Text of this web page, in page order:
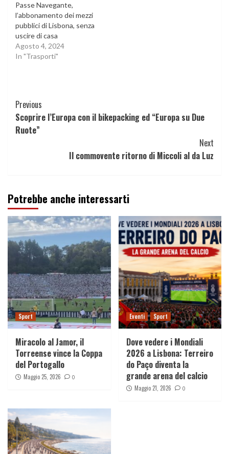
Passe Navegante,
l’abbonamento dei mezzi
pubblici di Lisbona, senza
uscire di casa
Agosto 4, 2024
In "Trasporti"
Continue
Reading
Previous
Scoprire l’Europa con il bikepacking ed “Europa su Due
Ruote”
Next
Il commovente ritorno di Miccoli al da Luz
Potrebbe anche interessarti
Sport
Miracolo al Jamor, il
Torreense vince la Coppa
del Portogallo
Maggio 25, 2026 0
Eventi Sport
Dove vedere i Mondiali
2026 a Lisbona: Terreiro
do Paço diventa la
grande arena del calcio
Maggio 21, 2026 0